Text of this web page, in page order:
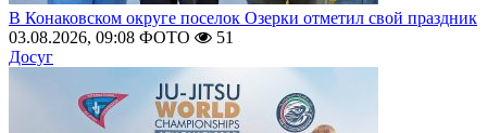
В Конаковском округе поселок Озерки отметил свой праздник
03.08.2026, 09:08 ФОТО
51
Досуг